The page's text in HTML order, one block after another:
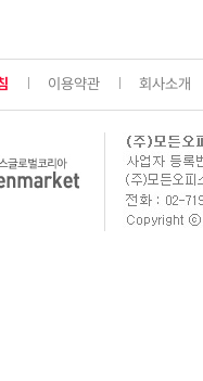
이용약관 회사소개